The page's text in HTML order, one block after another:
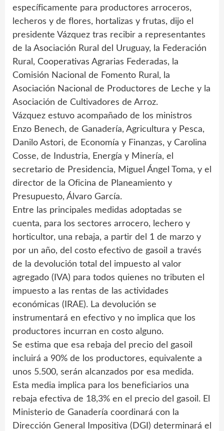
específicamente para productores arroceros,
lecheros y de flores, hortalizas y frutas, dijo el
presidente Vázquez tras recibir a representantes
de la Asociación Rural del Uruguay, la Federación
Rural, Cooperativas Agrarias Federadas, la
Comisión Nacional de Fomento Rural, la
Asociación Nacional de Productores de Leche y la
Asociación de Cultivadores de Arroz.
Vázquez estuvo acompañado de los ministros
Enzo Benech, de Ganadería, Agricultura y Pesca,
Danilo Astori, de Economía y Finanzas, y Carolina
Cosse, de Industria, Energía y Minería, el
secretario de Presidencia, Miguel Ángel Toma, y el
director de la Oficina de Planeamiento y
Presupuesto, Álvaro García.
Entre las principales medidas adoptadas se
cuenta, para los sectores arrocero, lechero y
horticultor, una rebaja, a partir del 1 de marzo y
por un año, del costo efectivo de gasoil a través
de la devolución total del impuesto al valor
agregado (IVA) para todos quienes no tributen el
impuesto a las rentas de las actividades
económicas (IRAE). La devolución se
instrumentará en efectivo y no implica que los
productores incurran en costo alguno.
Se estima que esa rebaja del precio del gasoil
incluirá a 90% de los productores, equivalente a
unos 5.500, serán alcanzados por esa medida.
Esta media implica para los beneficiarios una
rebaja efectiva de 18,3% en el precio del gasoil. El
Ministerio de Ganadería coordinará con la
Dirección General Impositiva (DGI) determinará el